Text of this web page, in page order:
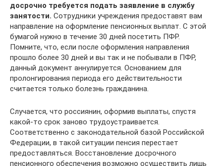
досрочно требуется подать заявление в службу
занятости. Сотрудники учреждения предоставят вам
направление на оформление пенсионных выплат. С этой
бумагой нужно в течение 30 дней посетить ПФР.
Помните, что, если после оформления направления
прошло более 30 дней и вы так и не побывали в ПФР,
данный документ аннулируется. Основанием для
пролонгирования периода его действительности
считается только болезнь гражданина.
Случается, что россиянин, оформив выплаты, спустя
какой-то срок заново трудоустраивается.
Соответственно с законодательной базой Российской
Федерации, в такой ситуации пенсия перестает
предоставляться. Восстановление досрочного
пенсионного обеспечения возможно осуществить лишь